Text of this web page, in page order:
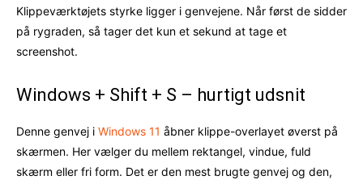
Klippeværktøjets styrke ligger i genvejene. Når først de sidder
på rygraden, så tager det kun et sekund at tage et
screenshot.
Windows + Shift + S – hurtigt udsnit
Denne genvej i Windows 11 åbner klippe-overlayet øverst på
skærmen. Her vælger du mellem rektangel, vindue, fuld
skærm eller fri form. Det er den mest brugte genvej og den,